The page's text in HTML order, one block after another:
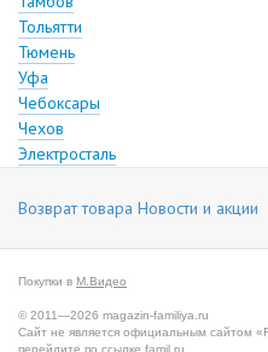
Тольятти
Тюмень
Уфа
Чебоксары
Чехов
Электросталь
Возврат товара Новости и акции
Покупки в М.Видео
© 2011—2026 magazin-familiya.ru
Сайт не является официальным сайтом
перейдите по ссылке famil.ru